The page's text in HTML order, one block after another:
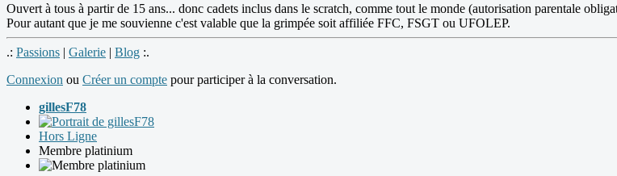
Ouvert à tous à partir de 15 ans... donc cadets inclus dans le scratch, comme tout le monde (autorisation parentale
Pour autant que je me souvienne c'est valable que la grimpée soit affiliée FFC, FSGT ou UFOLEP.
.: Passions | Galerie | Blog :.
Connexion ou Créer un compte pour participer à la conversation.
gillesF78
Hors Ligne
Membre platinium